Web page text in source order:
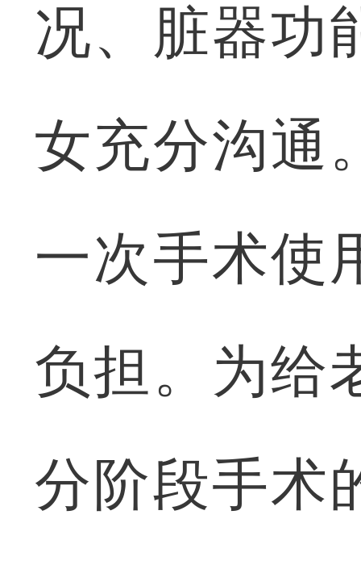
况、脏器功
女充分沟通
一次手术使
负担。为给
分阶段手术